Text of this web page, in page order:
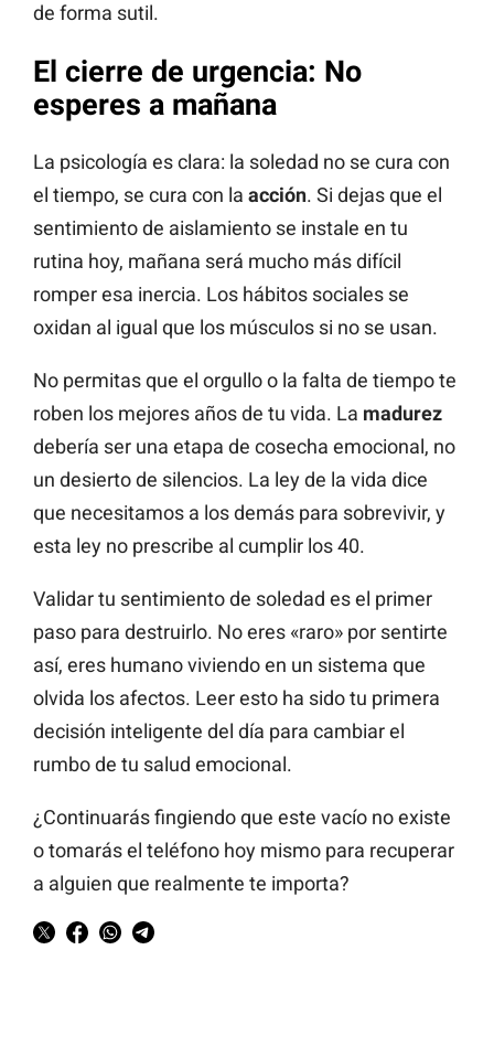
de forma sutil.
El cierre de urgencia: No
esperes a mañana
La psicología es clara: la soledad no se cura con
el tiempo, se cura con la acción. Si dejas que el
sentimiento de aislamiento se instale en tu
rutina hoy, mañana será mucho más difícil
romper esa inercia. Los hábitos sociales se
oxidan al igual que los músculos si no se usan.
No permitas que el orgullo o la falta de tiempo te
roben los mejores años de tu vida. La madurez
debería ser una etapa de cosecha emocional, no
un desierto de silencios. La ley de la vida dice
que necesitamos a los demás para sobrevivir, y
esta ley no prescribe al cumplir los 40.
Validar tu sentimiento de soledad es el primer
paso para destruirlo. No eres «raro» por sentirte
así, eres humano viviendo en un sistema que
olvida los afectos. Leer esto ha sido tu primera
decisión inteligente del día para cambiar el
rumbo de tu salud emocional.
¿Continuarás fingiendo que este vacío no existe
o tomarás el teléfono hoy mismo para recuperar
a alguien que realmente te importa?